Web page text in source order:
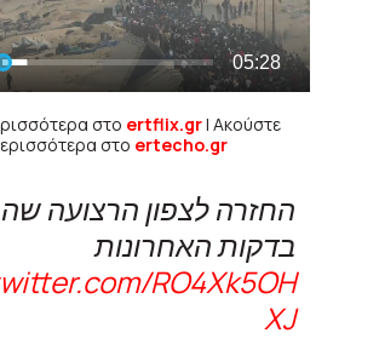
στο ertflix.gr| Ακούστε
στο ertecho.gr
החזרה לצפון הרצועה
בדקות האחרונות
RO4Xk5OH
XJ